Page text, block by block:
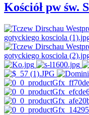
Kościół pw św.